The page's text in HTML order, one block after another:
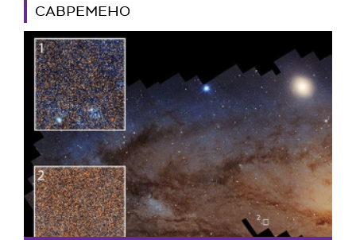
САВРЕМЕНО